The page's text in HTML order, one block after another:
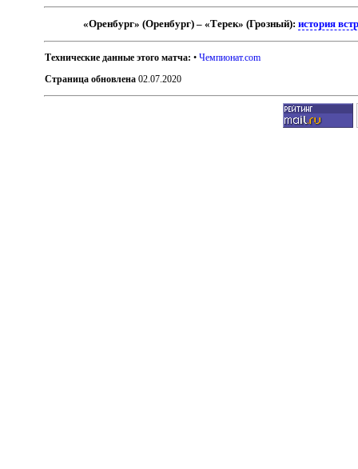
«Оренбург» (Оренбург) – «Терек» (Грозный):история
Технические данные этого матча: •Чемпионат.com
Страница обновлена 02.07.2020